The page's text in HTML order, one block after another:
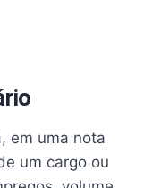
em uma nota
um cargo ou